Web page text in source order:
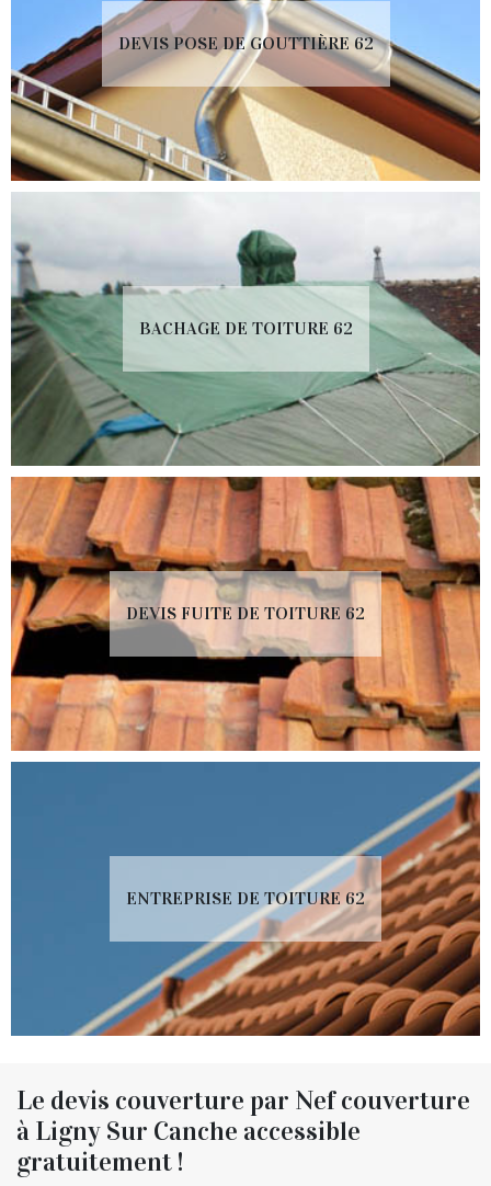
DEVIS POSE DE GOUTTIÈRE 62
BACHAGE DE TOITURE 62
DEVIS FUITE DE TOITURE 62
ENTREPRISE DE TOITURE 62
Le devis couverture par Nef couverture
à Ligny Sur Canche accessible
gratuitement !